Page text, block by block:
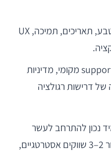
מטבע, תאריכים, תמיכה, UX
support מקומי, מדיניות
דרישות רגולציה
נכון להתרחב לעשר
שפות בבת אחת. עדיף לבחור 2–3 שווקים אסטרטגיים,